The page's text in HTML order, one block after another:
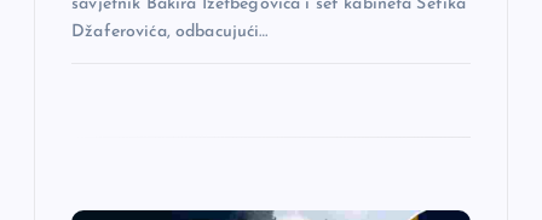
savjetnik Bakira Izetbegovića i šef kabineta Šefika
Džaferovića, odbacujući…